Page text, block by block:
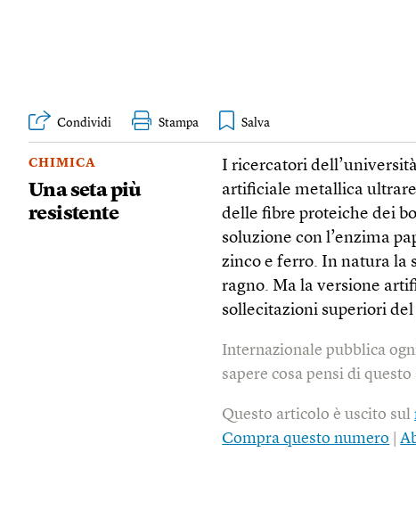
Condividi Stampa
CHIMICA
Una seta più
resistente
I ricercatori
artificiale metallica
delle fibre proteiche dei
soluzione con l’enzima
zinco e ferro. In natura la
ragno. Ma la versione
sollecitazioni superiori
Internazionale pubblica
sapere cosa pensi di
Questo articolo è uscito sul
Compra questo numero |